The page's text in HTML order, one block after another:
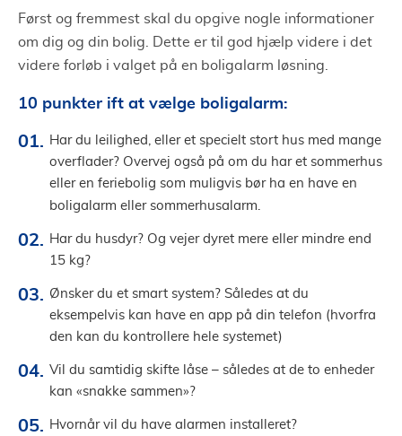
Først og fremmest skal du opgive nogle informationer
om dig og din bolig. Dette er til god hjælp videre i det
videre forløb i valget på en boligalarm løsning.
10 punkter ift at vælge boligalarm:
Har du leilighed, eller et specielt stort hus med mange
overflader? Overvej også på om du har et sommerhus
eller en feriebolig som muligvis bør ha en have en
boligalarm eller sommerhusalarm.
Har du husdyr? Og vejer dyret mere eller mindre end
15 kg?
Ønsker du et smart system? Således at du
eksempelvis kan have en app på din telefon (hvorfra
den kan du kontrollere hele systemet)
Vil du samtidig skifte låse – således at de to enheder
kan «snakke sammen»?
Hvornår vil du have alarmen installeret?